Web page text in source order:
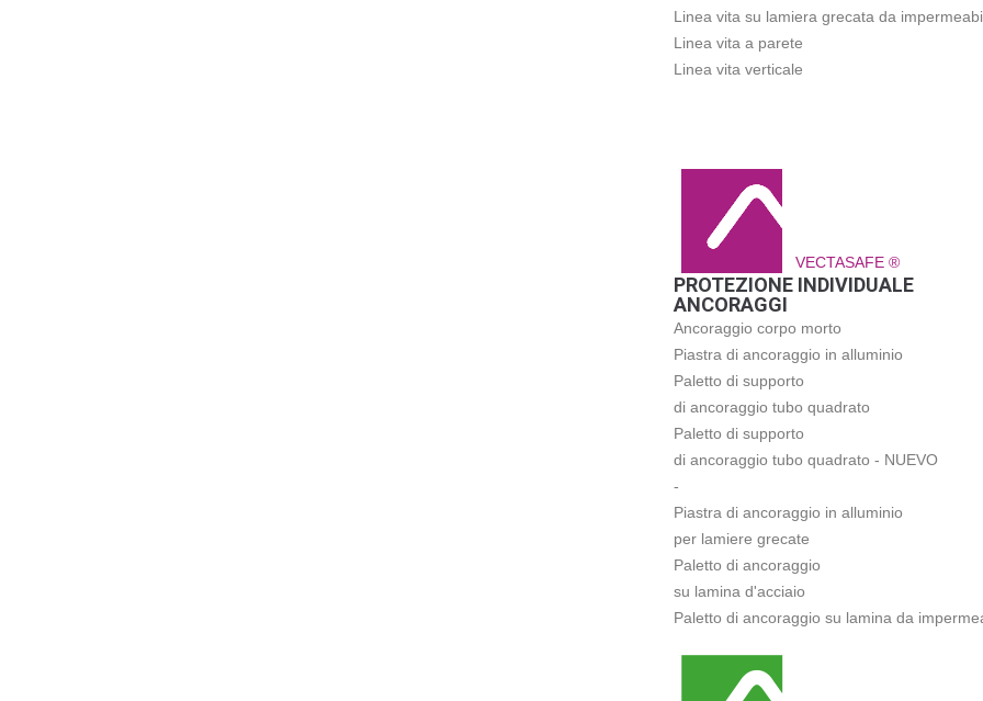
Linea vita su lamiera grecata da
Linea vita a parete
Linea vita verticale
VECTASAFE ®
PROTEZIONE INDIVIDUALE
ANCORAGGI
Ancoraggio corpo morto
Piastra di ancoraggio in alluminio
Paletto di supporto
di ancoraggio tubo quadrato
Paletto di supporto
di ancoraggio tubo quadrato - NUEVO
-
Piastra di ancoraggio in alluminio
per lamiere grecate
Paletto di ancoraggio
su lamina d'acciaio
Paletto di ancoraggio su lamina da